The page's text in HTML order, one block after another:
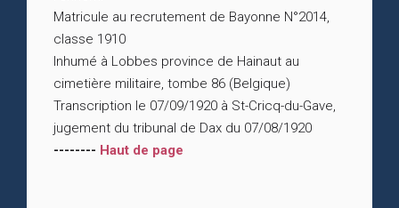
Matricule au recrutement de Bayonne N°2014,
classe 1910
Inhumé à Lobbes province de Hainaut au
cimetière militaire, tombe 86 (Belgique)
Transcription le 07/09/1920 à St-Cricq-du-Gave,
jugement du tribunal de Dax du 07/08/1920
-------- Haut de page